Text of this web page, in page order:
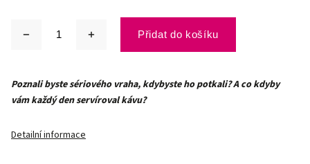
Přidat do košíku
Poznali byste sériového vraha, kdybyste ho potkali? A co kdyby
vám každý den servíroval kávu?
Detailní informace